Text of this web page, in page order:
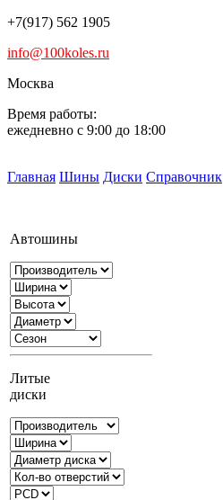
+7(917) 562 1905
info@100koles.ru
Москва
Время работы:
ежедневно с 9:00 до 18:00
Главная Шины Диски Справочник
Автошины
Литые
диски